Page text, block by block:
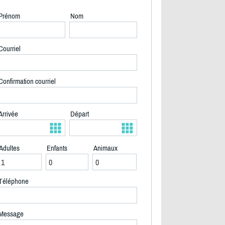
Vue à votre arrivée - 2/40
Nom
courriel
Départ
Enfants Animaux